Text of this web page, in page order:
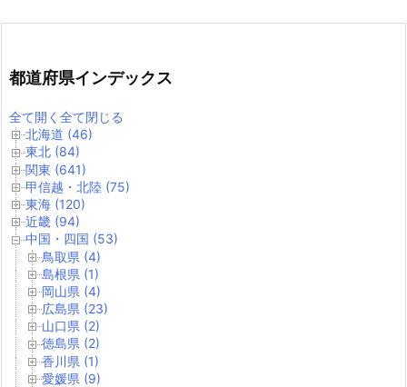
都道府県インデックス
全て開く 全て閉じる
北海道 (46)
東北 (84)
関東 (641)
甲信越・北陸 (75)
東海 (120)
近畿 (94)
中国・四国 (53)
鳥取県 (4)
島根県 (1)
岡山県 (4)
広島県 (23)
山口県 (2)
徳島県 (2)
香川県 (1)
愛媛県 (9)